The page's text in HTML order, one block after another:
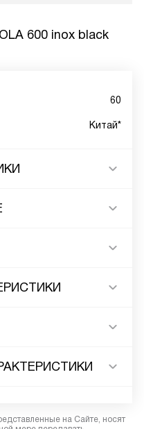
600 inox black
60
Китай*
на Сайте, носят